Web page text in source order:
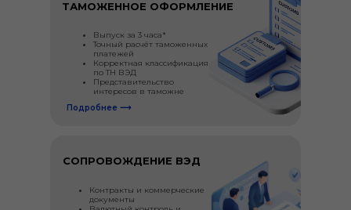
ТАМОЖЕННОЕ ОФОРМЛЕНИЕ
Выпуск за 3 часа*
Точный расчёт таможенных
платежей
Корректная классификация
по ТН ВЭД
Представительство
интересов в таможне
Подробнее ⟶
СОПРОВОЖДЕНИЕ ВЭД
Контракты и коммерческие
документы